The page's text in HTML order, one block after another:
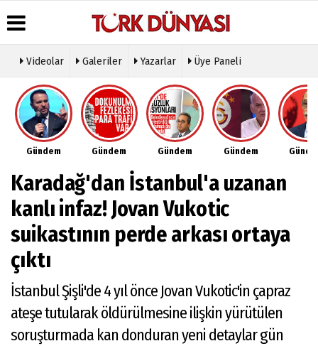
Üye Paneli
Haber
Arşivi
Gazete
Arşivi
Günün
Haberleri
Hava
Durumu
Gazete
Manşetleri
Anketler
Biyografiler
Köşe
Yazarları
Video
Galeri
Foto
Etkinlikler
Künye
İletişim
Çerez
Politikası
Videolar Galeriler Yazarlar Üye Paneli
Gündem Gündem Gündem Gündem
Karadağ'dan İstanbul'a uzanan
kanlı infaz! Jovan Vukotic
suikastının perde arkası ortaya
çıktı
İstanbul Şişli'de 4 yıl önce Jovan Vukotic'in çapraz
ateşe tutularak öldürülmesine ilişkin yürütülen
soruşturmada kan donduran yeni detaylar gün